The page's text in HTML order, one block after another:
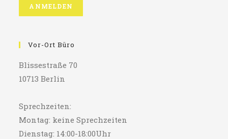
Vor-Ort Büro
Blissestraße 70
10713 Berlin
Sprechzeiten:
Montag: keine Sprechzeiten
Dienstag: 14:00-18:00Uhr